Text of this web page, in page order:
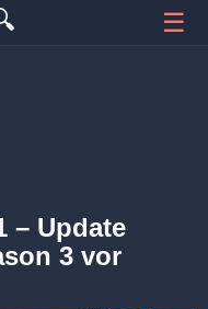
☰
– Update
3 vor